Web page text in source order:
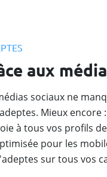
aux
sociaux ne
Mieux encore
à tous vos profils
pour les
sur tous vos